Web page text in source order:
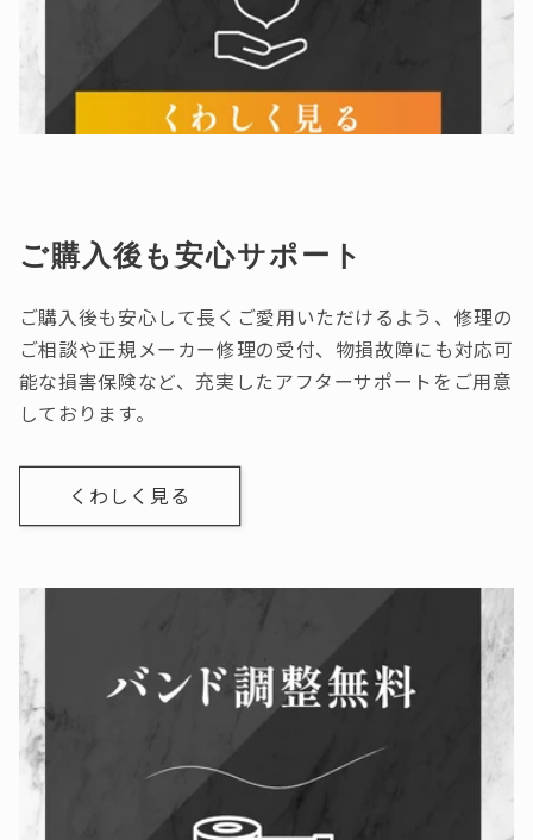
ご購入後も安心サポート
ご購入後も安心して長くご愛用いただけるよう、修理の
ご相談や正規メーカー修理の受付、物損故障にも対応可
能な損害保険など、充実したアフターサポートをご用意
しております。
くわしく見る